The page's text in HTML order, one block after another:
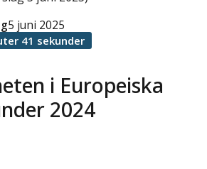
i Europeiska
2024
5 juni 2025
41 sekunder